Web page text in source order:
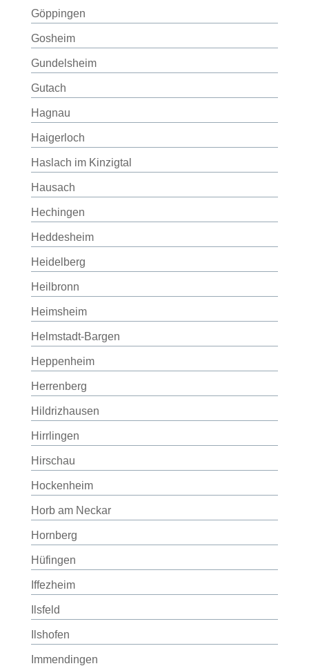
Göppingen
Gosheim
Gundelsheim
Gutach
Hagnau
Haigerloch
Haslach im Kinzigtal
Hausach
Hechingen
Heddesheim
Heidelberg
Heilbronn
Heimsheim
Helmstadt-Bargen
Heppenheim
Herrenberg
Hildrizhausen
Hirrlingen
Hirschau
Hockenheim
Horb am Neckar
Hornberg
Hüfingen
Iffezheim
Ilsfeld
Ilshofen
Immendingen